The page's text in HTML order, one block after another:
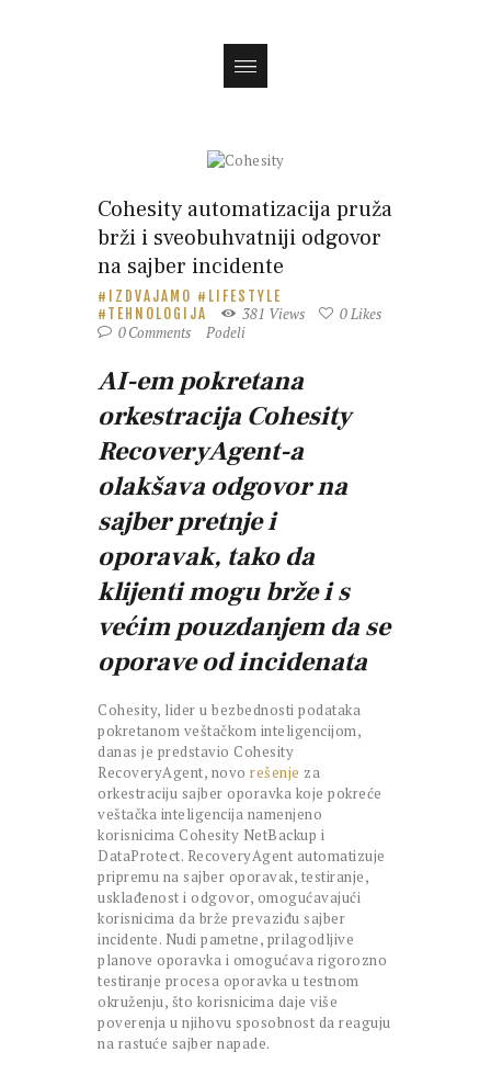
Cohesity automatizacija pruža
brži i sveobuhvatniji odgovor
na sajber incidente
IZDVAJAMO
LIFESTYLE
TEHNOLOGIJA
381 Views 0 Likes
0Comments Podeli
AI-em pokretana
orkestracija Cohesity
RecoveryAgent-a
olakšava odgovor na
sajber pretnje i
oporavak, tako da
klijenti mogu brže i s
većim pouzdanjem da se
oporave od incidenata
Cohesity, lider u bezbednosti podataka
pokretanom veštačkom inteligencijom,
danas je predstavio Cohesity
RecoveryAgent, novo rešenje za
orkestraciju sajber oporavka koje pokreće
veštačka inteligencija namenjeno
korisnicima Cohesity NetBackup i
DataProtect. RecoveryAgent automatizuje
pripremu na sajber oporavak, testiranje,
usklađenost i odgovor, omogućavajući
korisnicima da brže prevaziđu sajber
incidente. Nudi pametne, prilagodljive
planove oporavka i omogućava rigorozno
testiranje procesa oporavka u testnom
okruženju, što korisnicima daje više
poverenja u njihovu sposobnost da reaguju
na rastuće sajber napade.